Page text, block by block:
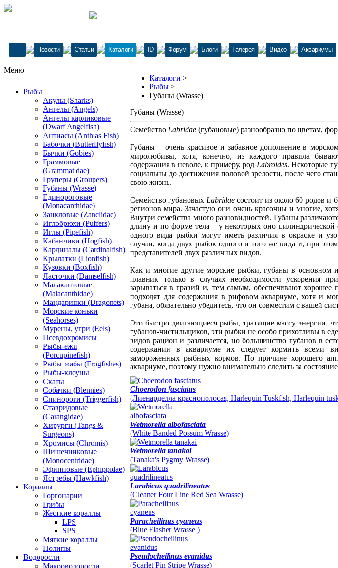
Новости Статьи Каталоги ID Форум Блоги Галерея Видео Аквариумы
Меню
Рыбы
Акулы (Sharks)
Ангелы (Angels)
Ангелы карликовые
(Dwarf Angelfish)
Антиасы (Anthias Fish)
Бабочки (Butterflyfish)
Бычки (Gobies)
Граммовые
(Grammatidae)
Груперы (Groupers)
Губаны (Wrasse)
Единороговые
(Monacanthidae)
Занкловые (Zanclidae)
Иглобрюхи (Puffers)
Иглы (Pipefish)
Кабанчики (Hogfish)
Кардиналы (Cardinalfish)
Крылатки (Lionfish)
Кузовки (Boxfish)
Ласточки (Damselfish)
Малакантовые
(Malacanthidae)
Мандаринки (Dragonets)
Морские коньки
(Seahorses)
Мурены, угри (Eels)
Псевдохромисы
Рыбы-ежи
(Porcupinefish)
Рыбы-жабы (Frogfishes)
Рыбы-клоуны
Скаты
Собачки (Blennies)
Спинороги (Triggerfish)
Ставридовые
(Carangidae)
Хирурги (Tangs &
Surgeons)
Хромисы (Chromis)
Шишечниковые
(Monocentridae)
Эфипповые (Ephippidae)
Ястребы (Hawkfish)
Кораллы
Горгонарии
Грибы
Жесткие кораллы
LPS
SPS
Мягкие кораллы
Полипы
Водоросли
Макроводоросли
Каталоги >
Рыбы >
Губаны (Wrasse)
Губаны (Wrasse)
Семейство Labridae (губановые) разнообразно по цветам,
Губаны – очень красивое и забавное дополнение в
миролюбивы, хотя, конечно, из каждого правила
содержания в неволе, к примеру, род Labroides. Некоторые
социальны до достижения половой зрелости, после чего
свою жизнь.
Семейство губановых Labridaeсостоит из около 60 родов и
регионов мира. Зачастую они очень красочны и многие,
Внутри семейства много разновидностей. Губаны
длину и по форме тела – у некоторых оно
одного вида рыбки могут иметь различия в окраске и
случаи, когда двух рыбок одного и того же вида и, при
представителей двух различных видов.
Как и многие другие морские рыбки, губаны в основном
плавник только в случаях необходимости ускорения
зарываться в гравий и, тем самым, обеспечивают
подходят для содержания в рифовом аквариуме, хотя и
губана, обязательно убедитесь, что он совместим с вашей
Это быстро двигающиеся рыбы, тратящие массу энергии,
губанов-чистильщиков, эти рыбки не особо прихотливы в
видов рацион и различается, но большинство губанов в
содержании в аквариуме их следует кормить всеми
замороженных рыбных кормов. По причине хорошего
аквариуме, поэтому нужно внимательно следить за
Choerodon fasciatus
(Лиенарделла краснополосая, Harlequin Tuskfish, Harlequin
Wetmorella albofasciata
(White Banded Possum Wrasse)
Wetmorella tanakai
(Tanaka's Pygmy Wrasse)
Larabicus quadrilineatus
(Cleaner Four Line Red Sea Wrasse)
Paracheilinus cyaneus
(Blue Flasher Wrasse )
Pseudocheilinus evanidus
(Scarlet Pin Stripe Wrasse)